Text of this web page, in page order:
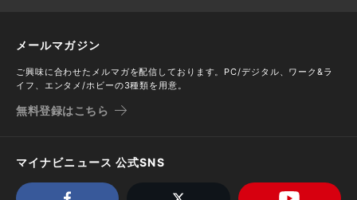
メールマガジン
ご興味に合わせたメルマガを配信しております。PC/デジタル、ワーク&ラ
イフ、エンタメ/ホビーの3種類を用意。
無料登録はこちら
マイナビニュース 公式SNS